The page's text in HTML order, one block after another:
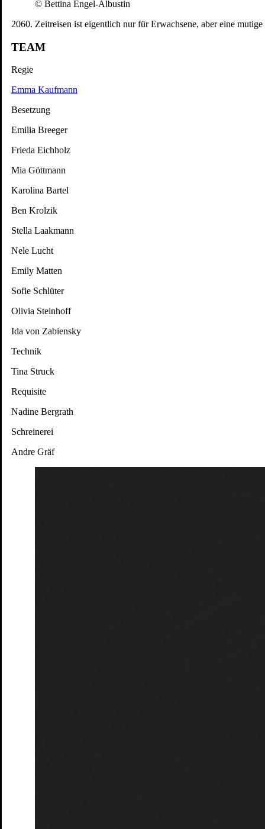
© Bettina Engel-Albustin
2060. Zeitreisen ist eigentlich nur für Erwachsene, aber eine
TEAM
Regie
Emma Kaufmann
Besetzung
Emilia Breeger
Frieda Eichholz
Mia Göttmann
Karolina Bartel
Ben Krolzik
Stella Laakmann
Nele Lucht
Emily Matten
Sofie Schlüter
Olivia Steinhoff
Ida von Zabiensky
Technik
Tina Struck
Requisite
Nadine Bergrath
Schreinerei
Andre Gräf